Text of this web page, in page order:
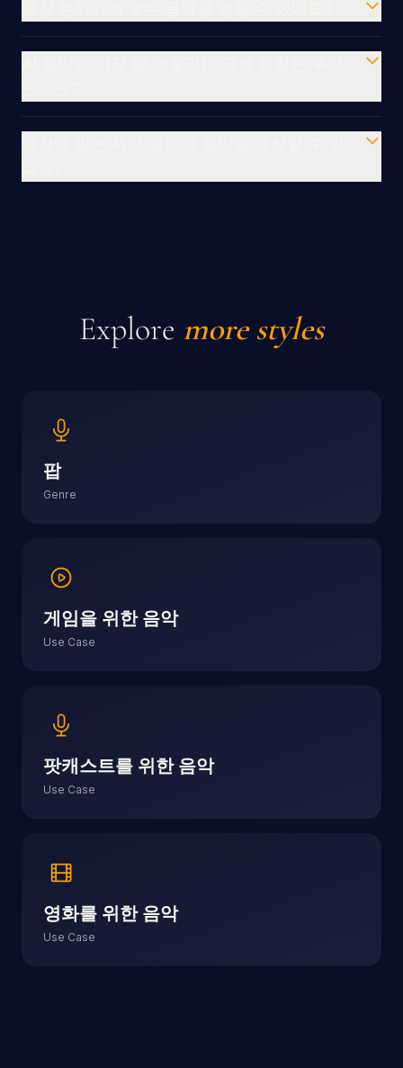
Explore more styles
팝
Genre
게임을 위한 음악
Use Case
팟캐스트를 위한 음악
Use Case
영화를 위한 음악
Use Case